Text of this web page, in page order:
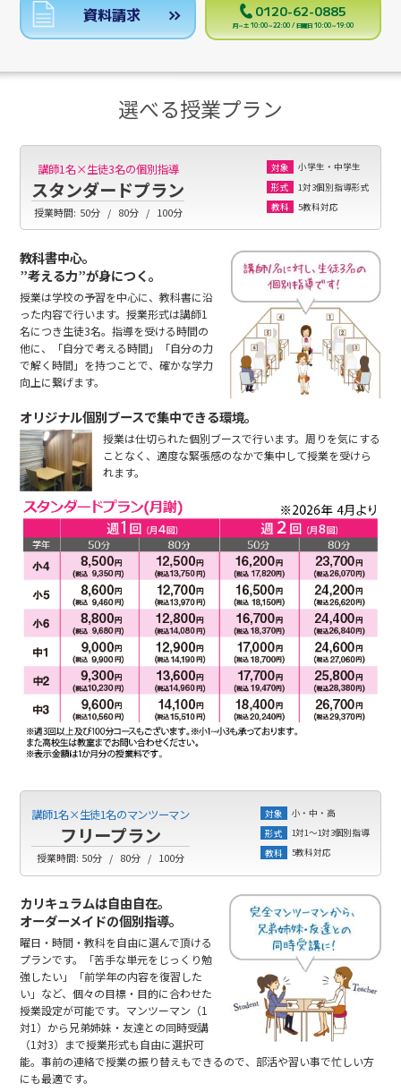
資料請求 0120-62-0885
月～土 10:00～22:00 / 日曜日 10:00～19:00
選べる授業プラン
講師1名×生徒3名の個別指導
スタンダードプラン
授業時間: 50分 80分 100分
対象
小学生・中学生
形式
1対3個別指導形式
教科
5教科対応
教科書中心。
”考える力”が身につく。
授業は学校の予習を中心に、教科書に沿
った内容で行います。授業形式は講師1
名につき生徒3名。指導を受ける時間の
他に、「自分で考える時間」「自分の力
で解く時間」を持つことで、確かな学力
向上に繋げます。
オリジナル個別ブースで集中できる環境。
授業は仕切られた個別ブースで行います。周りを気にする
ことなく、適度な緊張感のなかで集中して授業を受けら
れます。
講師1名×生徒1名のマンツーマン
フリープラン
授業時間: 50分 80分 100分
対象
小・中・高
形式
1対1～1対3個別指導
教科
5教科対応
カリキュラムは自由自在。
オーダーメイドの個別指導。
曜日・時間・教科を自由に選んで頂ける
プランです。「苦手な単元をじっくり勉
強したい」「前学年の内容を復習した
い」など、個々の目標・目的に合わせた
授業設定が可能です。マンツーマン（1
対1）から兄弟姉妹・友達との同時受講
（1対3）まで授業形式も自由に選択可
能。事前の連絡で授業の振り替えもできるので、部活や習い事で忙しい方
にも最適です。